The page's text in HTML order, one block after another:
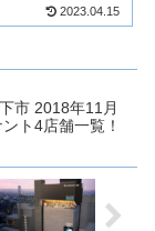
飲食店、サービ
ル橿原の大規模
2023.04.15
市 2018年11月
ト4店舗一覧！